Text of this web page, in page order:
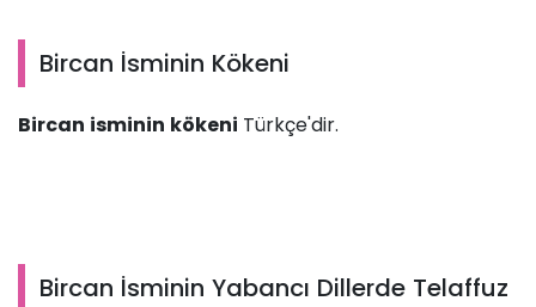
Bircan İsminin Kökeni
Bircan isminin kökeni Türkçe'dir.
Bircan İsminin Yabancı Dillerde Telaffuz